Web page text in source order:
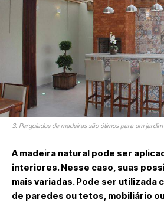
3. Pergolados de madeiras são ótimos para um
A madeira natural pode ser
interiores. Nesse caso, suas
mais variadas. Pode ser utilizada
de paredes ou tetos, mobiliário